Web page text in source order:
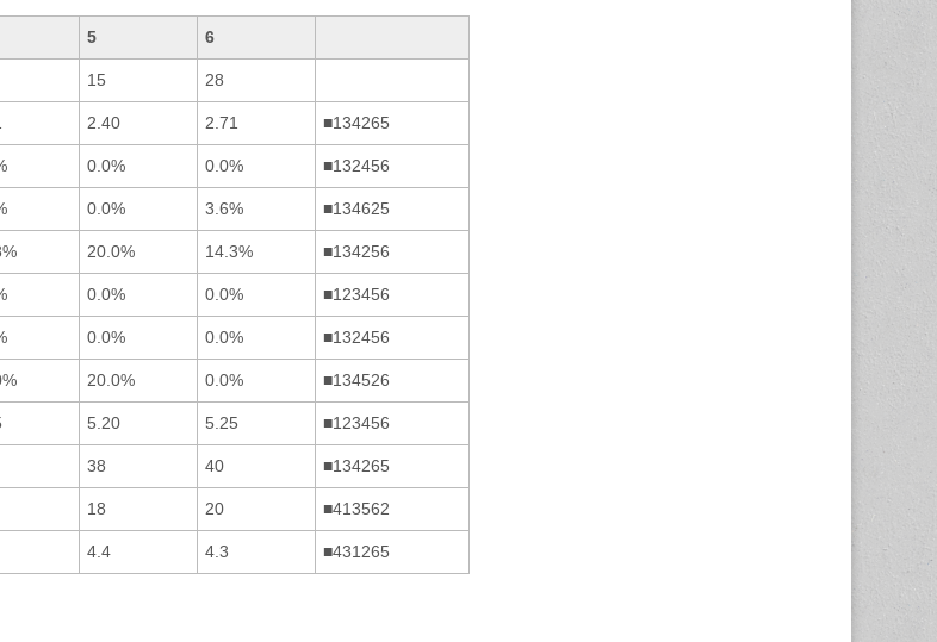
5 6
15 28
2.40 2.71 ■134265
0.0% 0.0% ■132456
0.0% 3.6% ■134625
20.0% 14.3% ■134256
0.0% 0.0% ■123456
0.0% 0.0% ■132456
20.0% 0.0% ■134526
5.20 5.25 ■123456
38 40 ■134265
18 20 ■413562
4.4 4.3 ■431265